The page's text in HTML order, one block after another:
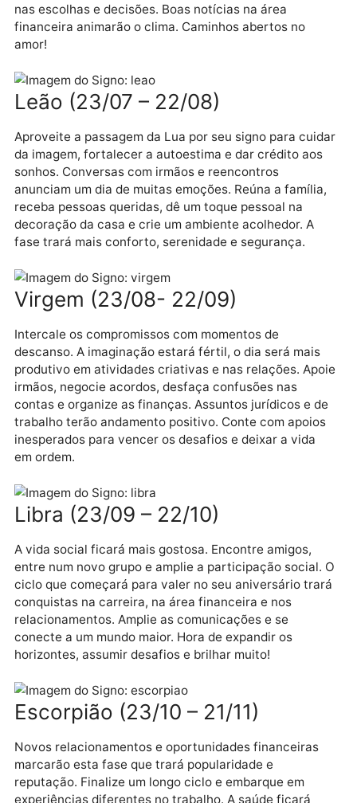
Câncer (21/06 – 22/07)
fortaleça suas bases, melhore a organização da
se estabilize. Planos de longo prazo ficarão mais
acadêmica com antecedência. O dia trará segurança
nas escolhas e decisões. Boas notícias na área
financeira animarão o clima. Caminhos abertos no
amor!
Aproveite a passagem da Lua por seu signo para
sonhos. Conversas com irmãos e reencontros
anunciam um dia de muitas emoções. Reúna a
receba pessoas queridas, dê um toque pessoal na
decoração da casa e crie um ambiente acolhedor. A
fase trará mais conforto, serenidade e segurança.
Virgem (23/08- 22/09)
Intercale os compromissos com momentos de
produtivo em atividades criativas e nas relações.
irmãos, negocie acordos, desfaça confusões nas
contas e organize as finanças. Assuntos jurídicos e
trabalho terão andamento positivo. Conte com
inesperados para vencer os desafios e deixar a vida
em ordem.
Libra (23/09 – 22/10)
A vida social ficará mais gostosa. Encontre amigos,
entre num novo grupo e amplie a participação
ciclo que começará para valer no seu aniversário